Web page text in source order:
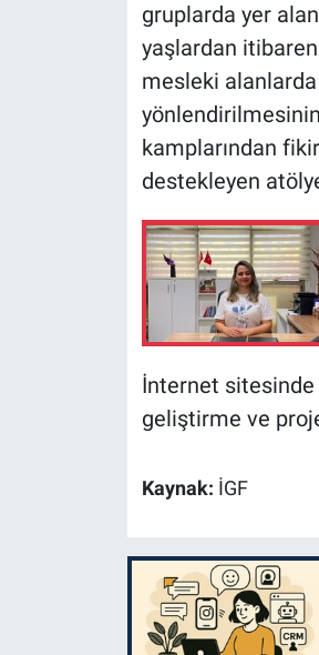
gruplarda yer
yaşlardan
mesleki
kamplarından
destekleyen
İnternet sitesinde
geliştirme ve
Kaynak: İGF